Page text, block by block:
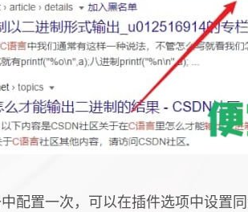
配置一次，可以在插件选项中设置同